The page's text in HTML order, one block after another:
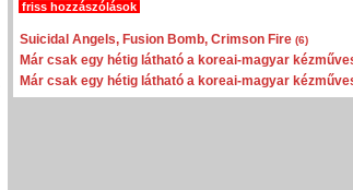
friss hozzászólások
Suicidal Angels, Fusion Bomb, Crimson Fire (6)
Már csak egy hétig látható a koreai-magyar
Már csak egy hétig látható a koreai-magyar